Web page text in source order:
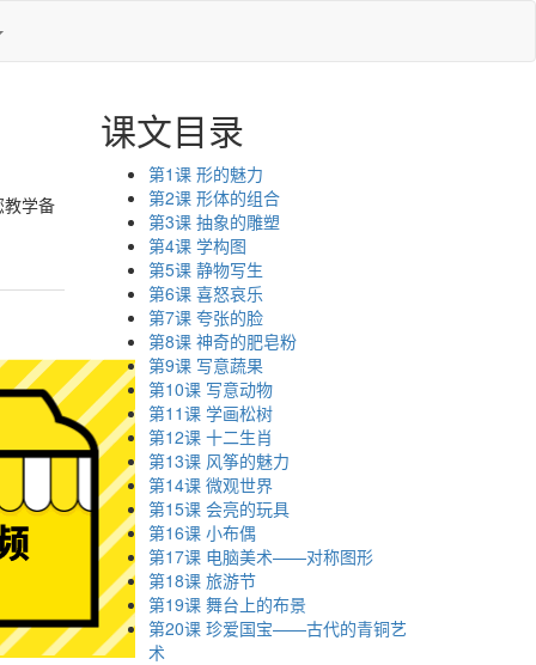
教学备
课文目录
第1课 形的魅力
第2课 形体的组合
第3课 抽象的雕塑
第4课 学构图
第5课 静物写生
第6课 喜怒哀乐
第7课 夸张的脸
第8课 神奇的肥皂粉
第9课 写意蔬果
第10课 写意动物
第11课 学画松树
第12课 十二生肖
第13课 风筝的魅力
第14课 微观世界
第15课 会亮的玩具
第16课 小布偶
第17课 电脑美术——对称图形
第18课 旅游节
第19课 舞台上的布景
第20课 珍爱国宝——古代的青铜艺
术